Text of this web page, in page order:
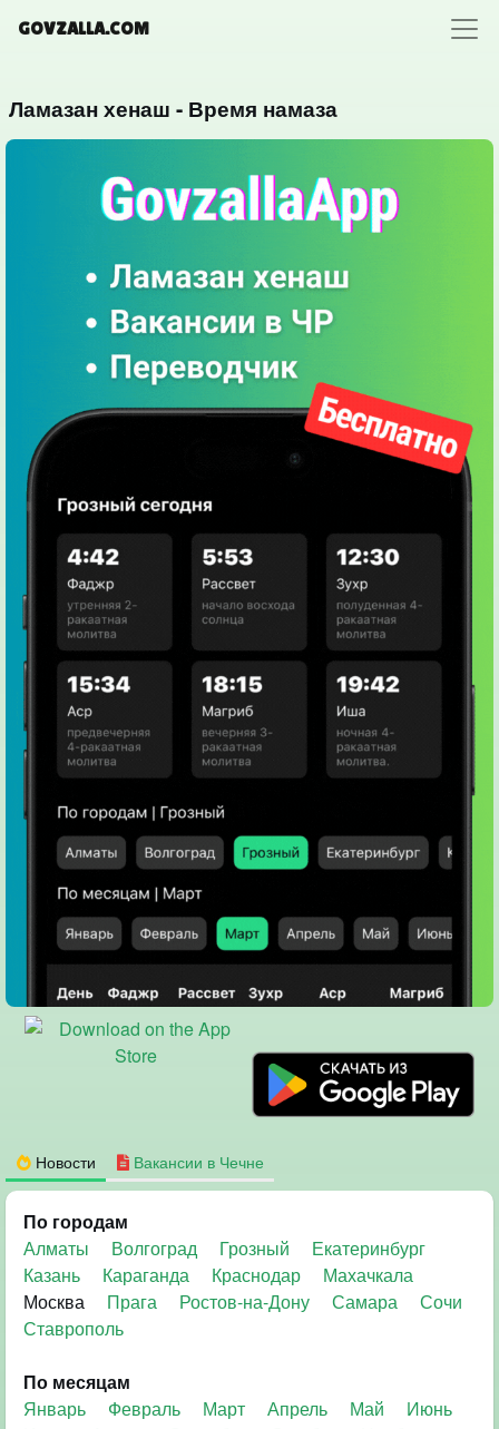
GOVZALLA.COM
Ламазан хенаш - Время намаза
Новости Вакансии в Чечне
По городам
Алматы
Волгоград Грозный
Екатеринбург
Казань
Караганда Краснодар
Махачкала
Москва
Прага Ростов-на-Дону Самара
Сочи
Ставрополь
По месяцам
Январь
Февраль Март Апрель Май
Июнь